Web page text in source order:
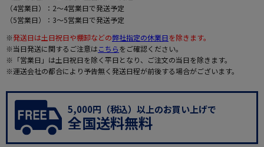
（4営業日）：2～4営業日で発送予定
（5営業日）：3～5営業日で発送予定
※発送日は土日祝日や棚卸などの弊社指定の休業日を除きます。
※当日発送に関するご注意はこちらをご確認ください。
※「営業日」は土日祝日を除く平日となり、ご注文の当日を除きます。
※運送会社の都合により予告無く発送日程が前後する場合がございます。
5,000円（税込）以上のお買い上げで
全国送料無料